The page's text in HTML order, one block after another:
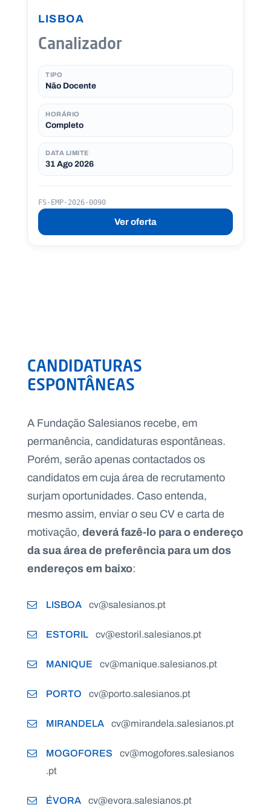
LISBOA
Canalizador
TIPO
Não Docente
HORÁRIO
Completo
DATA LIMITE
31 Ago 2026
FS-EMP-2026-0090
Ver oferta
CANDIDATURAS
ESPONTÂNEAS
A Fundação Salesianos recebe, em
permanência, candidaturas espontâneas.
Porém, serão apenas contactados os
candidatos em cuja área de recrutamento
surjam oportunidades. Caso entenda,
mesmo assim, enviar o seu CV e carta de
motivação,deverá fazê-lo para o endereço
da sua área de preferência para um dos
endereços em baixo:
LISBOA cv@salesianos.pt
ESTORIL cv@estoril.salesianos.pt
MANIQUE cv@manique.salesianos.pt
PORTO cv@porto.salesianos.pt
MIRANDELA cv@mirandela.salesianos.pt
MOGOFORES cv@mogofores.salesianos
.pt
ÉVORA cv@evora.salesianos.pt